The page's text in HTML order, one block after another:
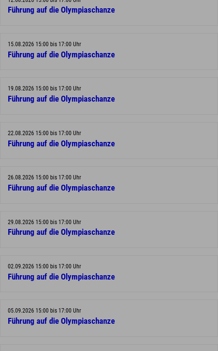
Führung auf die Olympiaschanze
15.08.2026 15:00 bis 17:00 Uhr
Führung auf die Olympiaschanze
19.08.2026 15:00 bis 17:00 Uhr
Führung auf die Olympiaschanze
22.08.2026 15:00 bis 17:00 Uhr
Führung auf die Olympiaschanze
26.08.2026 15:00 bis 17:00 Uhr
Führung auf die Olympiaschanze
29.08.2026 15:00 bis 17:00 Uhr
Führung auf die Olympiaschanze
02.09.2026 15:00 bis 17:00 Uhr
Führung auf die Olympiaschanze
05.09.2026 15:00 bis 17:00 Uhr
Führung auf die Olympiaschanze